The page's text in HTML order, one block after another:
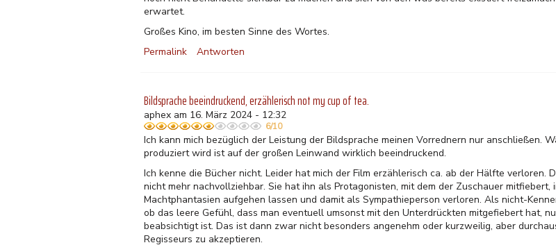
erwartet.
Großes Kino, im besten Sinne des Wortes.
Permalink
Antworten
Bildsprache beeindruckend, erzählerisch not my cup of tea.
aphex am 16. März 2024 - 12:32
6/10
Ich kann mich bezüglich der Leistung der Bildsprache meinen Vorrednern nur anschließen.
produziert wird ist auf der großen Leinwand wirklich beeindruckend.
Ich kenne die Bücher nicht. Leider hat mich der Film erzählerisch ca. ab der Hälfte verloren.
nicht mehr nachvollziehbar. Sie hat ihn als Protagonisten, mit dem der Zuschauer mitfiebert,
Machtphantasien aufgehen lassen und damit als Sympathieperson verloren. Als nicht-
ob das leere Gefühl, dass man eventuell umsonst mit den Unterdrückten mitgefiebert hat,
beabsichtigt ist. Das ist dann zwar nicht besonders angenehm oder kurzweilig, aber
Regisseurs zu akzeptieren.